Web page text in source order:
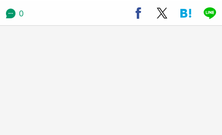
日向翔陽＆影山飛雄が笹かまを食べる！ アニ
メ『ハイキュー！！』×老舗「鐘崎」コラボで
0